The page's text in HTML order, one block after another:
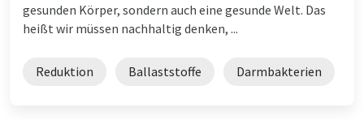
gesunden Körper, sondern auch eine gesunde Welt. Das
heißt wir müssen nachhaltig denken, ...
Reduktion Ballaststoffe Darmbakterien